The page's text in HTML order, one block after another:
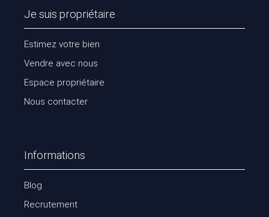
Je suis propriétaire
Estimez votre bien
Vendre avec nous
Espace propriétaire
Nous contacter
Informations
Blog
Recrutement